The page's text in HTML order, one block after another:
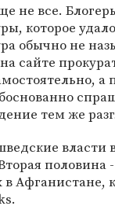
не все.
которое
обычно не
сайте
тем же
власти
половина
в Афганистане,